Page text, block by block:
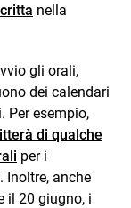
nella
gli orali,
dei calendari
Per esempio,
di qualche
per i
Inoltre, anche
il 20 giugno, i